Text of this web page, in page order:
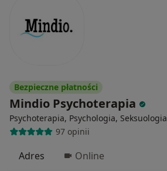
Bezpieczne płatności
Mindio Psychoterapia
Psychoterapia, Psychologia, Seksuologia
97 opinii
Adres Online